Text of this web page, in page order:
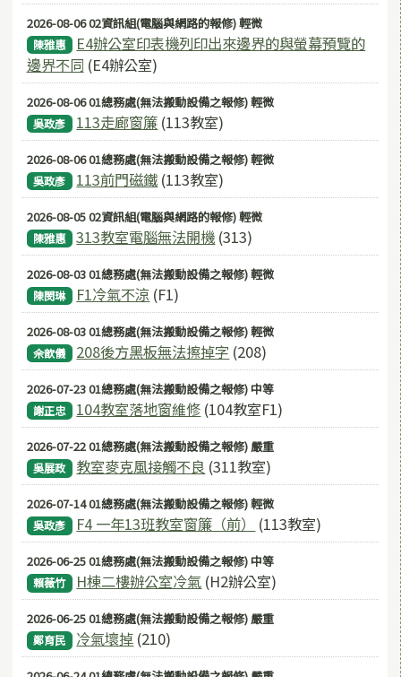
2026-08-06 02資訊組(電腦與網路的報修) 輕微
陳雅惠
E4辦公室印表機列印出來邊界的與螢幕預覽的
邊界不同 (E4辦公室)
2026-08-06 01總務處(無法搬動設備之報修) 輕微
吳政彥 113走廊窗簾 (113教室)
2026-08-06 01總務處(無法搬動設備之報修) 輕微
吳政彥 113前門磁鐵 (113教室)
2026-08-05 02資訊組(電腦與網路的報修) 輕微
陳雅惠 313教室電腦無法開機 (313)
2026-08-03 01總務處(無法搬動設備之報修) 輕微
陳閔琳 F1冷氣不涼 (F1)
2026-08-03 01總務處(無法搬動設備之報修) 輕微
佘歆儀 208後方黑板無法擦掉字 (208)
2026-07-23 01總務處(無法搬動設備之報修) 中等
謝正忠 104教室落地窗維修 (104教室F1)
2026-07-22 01總務處(無法搬動設備之報修) 嚴重
吳展政 教室麥克風接觸不良 (311教室)
2026-07-14 01總務處(無法搬動設備之報修) 輕微
吳政彥 F4 一年13班教室窗簾（前） (113教室)
2026-06-25 01總務處(無法搬動設備之報修) 中等
賴薇竹 H棟二樓辦公室冷氣 (H2辦公室)
2026-06-25 01總務處(無法搬動設備之報修) 嚴重
鄭育民 冷氣壞掉 (210)